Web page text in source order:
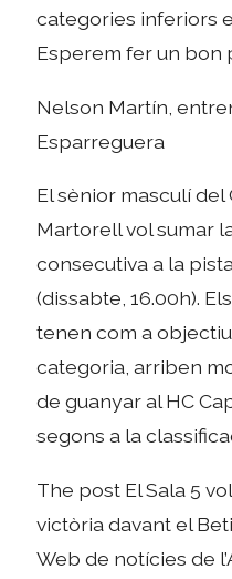
categories inferiors
Esperem fer un bon
Nelson Martín,
Esparreguera
El sènior masculí
Martorell vol sumar
consecutiva a la
(dissabte, 16.00h).
tenen com a
categoria, arriben
de guanyar al HC
segons a la
The post El Sala 5
victòria davant el
Web de notícies de